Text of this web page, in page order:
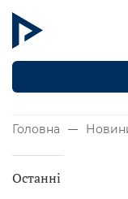
Головна
Останні